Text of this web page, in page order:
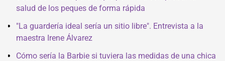
salud de los peques de forma rápida
"La guardería ideal sería un sitio libre". Entrevista a la
maestra Irene Álvarez
Cómo sería la Barbie si tuviera las medidas de una chica